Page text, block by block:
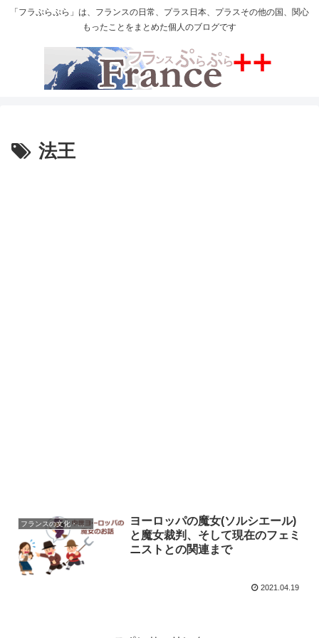
「フラぷらぷら」は、フランスの日常、プラス日本、プラスその他の国、関心
もったことをまとめた個人のブログです
法王
フランスの文化・習慣を知る
ヨーロッパの魔女(ソルシエール)
と魔女裁判、そして現在のフェミ
ニストとの関連まで
2021.04.19